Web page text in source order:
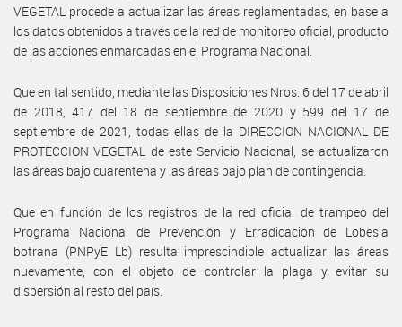
VEGETAL procede a actualizar las áreas reglamentadas, en base a
los datos obtenidos a través de la red de monitoreo oficial, producto
de las acciones enmarcadas en el Programa Nacional.
Que en tal sentido, mediante las Disposiciones Nros. 6 del 17 de abril
de 2018, 417 del 18 de septiembre de 2020 y 599 del 17 de
septiembre de 2021, todas ellas de la DIRECCION NACIONAL DE
PROTECCION VEGETAL de este Servicio Nacional, se actualizaron
las áreas bajo cuarentena y las áreas bajo plan de contingencia.
Que en función de los registros de la red oficial de trampeo del
Programa Nacional de Prevención y Erradicación de Lobesia
botrana (PNPyE Lb) resulta imprescindible actualizar las áreas
nuevamente, con el objeto de controlar la plaga y evitar su
dispersión al resto del país.